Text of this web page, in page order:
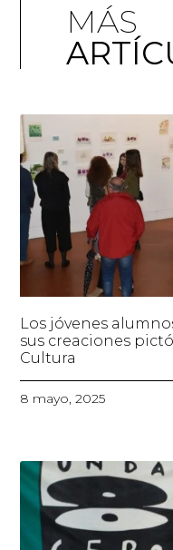
MÁS
Los jóvenes
sus creaciones
Cultura
8 mayo, 2025